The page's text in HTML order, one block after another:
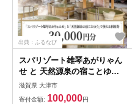
出典：ふるなび
スパリゾート雄琴あがりゃん
せ と 天然源泉の宿ことゆう
で使える 利用券（30,000円
分） 温泉券
滋賀県 大津市
寄付金額: 100,000円